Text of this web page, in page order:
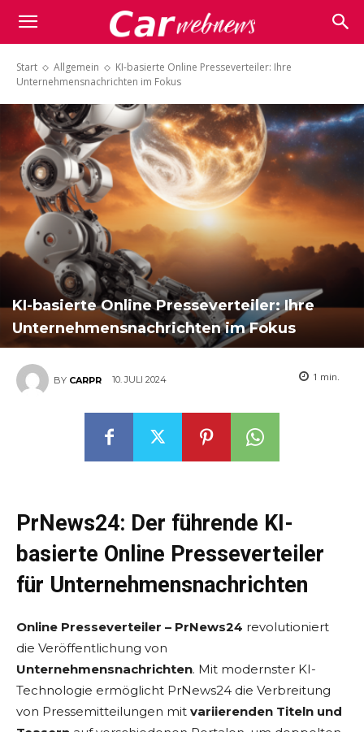
Carwebnews.com
Start Allgemein
KI-basierte Online Presseverteiler: Ihre
Unternehmensnachrichten im Fokus
KI-basierte Online Presseverteiler: Ihre
Unternehmensnachrichten im Fokus
BY CARPR 10. JULI 2024 1 min.
PrNews24: Der führende KI-
basierte Online Presseverteiler
für Unternehmensnachrichten
Online Presseverteiler – PrNews24 revolutioniert
die Veröffentlichung von
Unternehmensnachrichten. Mit modernster KI-
Technologie ermöglicht PrNews24 die Verbreitung
von Pressemitteilungen mit variierenden Titeln und